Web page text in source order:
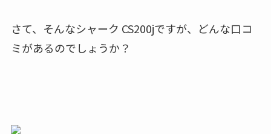
さて、そんなシャーク CS200jですが、どんな口コ
ミがあるのでしょうか？